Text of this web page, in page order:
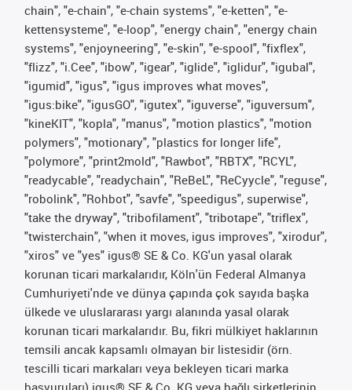
chain", "e-chain", "e-chain systems", "e-ketten", "e-
kettensysteme", "e-loop", "energy chain", "energy chain
systems", "enjoyneering", "e-skin", "e-spool", "fixflex",
"flizz", "i.Cee", "ibow", "igear", "iglide", "iglidur", "igubal",
"igumid", "igus", "igus improves what moves",
"igus:bike", "igusGO", "igutex", "iguverse", "iguversum",
"kineKIT", "kopla", "manus", "motion plastics", "motion
polymers", "motionary", "plastics for longer life",
"polymore", "print2mold", "Rawbot", "RBTX", "RCYL",
"readycable", "readychain", "ReBeL", "ReCyycle", "reguse",
"robolink", "Rohbot", "savfe", "speedigus", superwise",
"take the dryway", "tribofilament", "tribotape", "triflex",
"twisterchain", "when it moves, igus improves", "xirodur",
"xiros" ve "yes" igus® SE & Co. KG'un yasal olarak
korunan ticari markalarıdır, Köln'ün Federal Almanya
Cumhuriyeti'nde ve dünya çapında çok sayıda başka
ülkede ve uluslararası yargı alanında yasal olarak
korunan ticari markalarıdır. Bu, fikri mülkiyet haklarının
temsili ancak kapsamlı olmayan bir listesidir (örn.
tescilli ticari markaları veya bekleyen ticari marka
başvuruları) igus® SE & Co. KG veya bağlı şirketlerinin